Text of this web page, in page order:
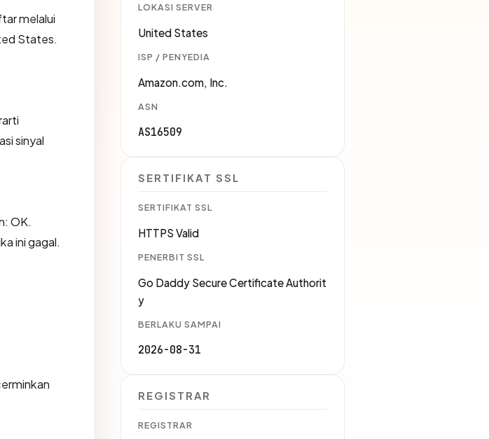
melalui
States.
sinyal
OK.
ini gagal.
LOKASI SERVER
United States
ISP / PENYEDIA
Amazon.com, Inc.
ASN
AS16509
SERTIFIKAT SSL
SERTIFIKAT SSL
HTTPS Valid
PENERBIT SSL
Go Daddy Secure Certificate Authorit
y
BERLAKU SAMPAI
2026-08-31
REGISTRAR
REGISTRAR